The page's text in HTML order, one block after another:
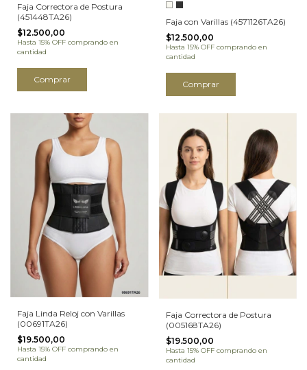
Faja Correctora de Postura
(451448TA26)
$12.500,00
Hasta 15% OFF comprando en
cantidad
Comprar
Faja con Varillas (4571126TA26)
$12.500,00
Hasta 15% OFF comprando en
cantidad
Comprar
Faja Linda Reloj con Varillas
(00691TA26)
$19.500,00
Hasta 15% OFF comprando en
cantidad
Faja Correctora de Postura
(005168TA26)
$19.500,00
Hasta 15% OFF comprando en
cantidad